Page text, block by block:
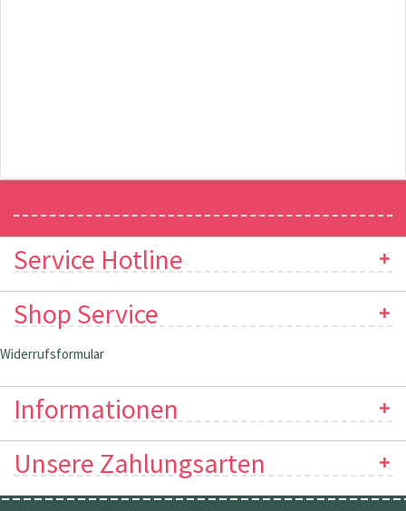
Service Hotline
Shop Service
Widerrufsformular
Informationen
Unsere Zahlungsarten